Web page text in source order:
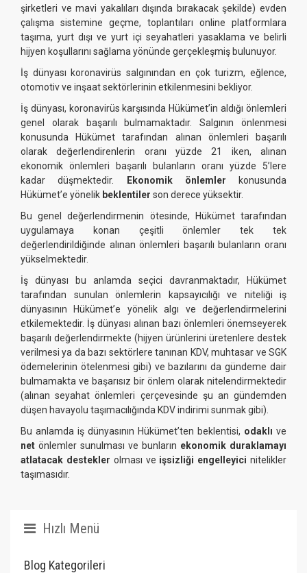
şirketleri ve mavi yakalıları dışında bırakacak şekilde) evden
çalışma sistemine geçme, toplantıları online platformlara
taşıma, yurt dışı ve yurt içi seyahatleri yasaklama ve belirli
hijyen koşullarını sağlama yönünde gerçekleşmiş bulunuyor.
İş dünyası koronavirüs salgınından en çok turizm, eğlence,
otomotiv ve inşaat sektörlerinin etkilenmesini bekliyor.
İş dünyası, koronavirüs karşısında Hükümet’in aldığı önlemleri
genel olarak başarılı bulmamaktadır. Salgının önlenmesi
konusunda Hükümet tarafından alınan önlemleri başarılı
olarak değerlendirenlerin oranı yüzde 21 iken, alınan
ekonomik önlemleri başarılı bulanların oranı yüzde 5’lere
kadar düşmektedir.
Ekonomik önlemler
konusunda
Hükümet’e yönelik beklentiler son derece yüksektir.
Bu genel değerlendirmenin ötesinde, Hükümet tarafından
uygulamaya konan çeşitli önlemler tek tek
değerlendirildiğinde alınan önlemleri başarılı bulanların oranı
yükselmektedir.
İş dünyası bu anlamda seçici davranmaktadır, Hükümet
tarafından sunulan önlemlerin kapsayıcılığı ve niteliği iş
dünyasının Hükümet’e yönelik algı ve değerlendirmelerini
etkilemektedir. İş dünyası alınan bazı önlemleri önemseyerek
başarılı değerlendirmekte (hijyen ürünlerini üretenlere destek
verilmesi ya da bazı sektörlere tanınan KDV, muhtasar ve SGK
ödemelerinin ötelenmesi gibi) ve bazılarını da gündeme dair
bulmamakta ve başarısız bir önlem olarak nitelendirmektedir
(alınan seyahat önlemleri çerçevesinde şu an gündemden
düşen havayolu taşımacılığında KDV indirimi sunmak gibi).
Bu anlamda iş dünyasının Hükümet’ten beklentisi, odaklı ve
net önlemler sunulması ve bunların ekonomik duraklamayı
atlatacak destekler olması ve işsizliği engelleyicinitelikler
taşımasıdır.
Hızlı Menü
Blog Kategorileri